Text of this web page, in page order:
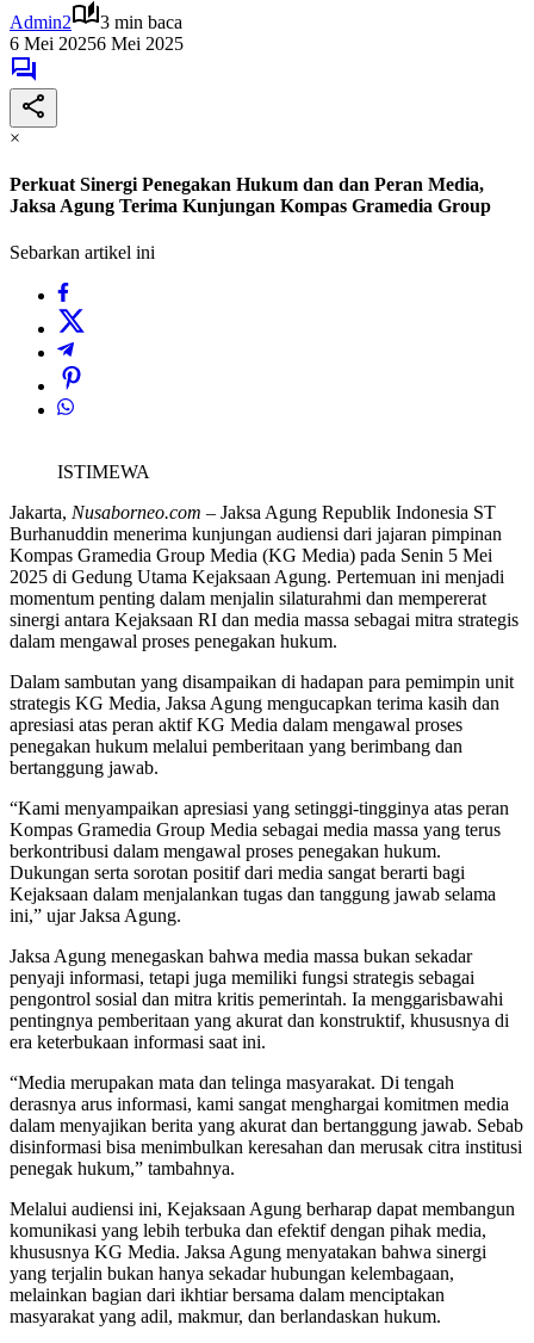
Admin2
3 min baca
6 Mei 20256 Mei 2025
×
Perkuat Sinergi Penegakan Hukum dan dan Peran Media,
Jaksa Agung Terima Kunjungan Kompas Gramedia Group
Sebarkan artikel ini
ISTIMEWA
Jakarta, Nusaborneo.com – Jaksa Agung Republik Indonesia ST
Burhanuddin menerima kunjungan audiensi dari jajaran pimpinan
Kompas Gramedia Group Media (KG Media) pada Senin 5 Mei
2025 di Gedung Utama Kejaksaan Agung. Pertemuan ini menjadi
momentum penting dalam menjalin silaturahmi dan mempererat
sinergi antara Kejaksaan RI dan media massa sebagai mitra strategis
dalam mengawal proses penegakan hukum.
Dalam sambutan yang disampaikan di hadapan para pemimpin unit
strategis KG Media, Jaksa Agung mengucapkan terima kasih dan
apresiasi atas peran aktif KG Media dalam mengawal proses
penegakan hukum melalui pemberitaan yang berimbang dan
bertanggung jawab.
“Kami menyampaikan apresiasi yang setinggi-tingginya atas peran
Kompas Gramedia Group Media sebagai media massa yang terus
berkontribusi dalam mengawal proses penegakan hukum.
Dukungan serta sorotan positif dari media sangat berarti bagi
Kejaksaan dalam menjalankan tugas dan tanggung jawab selama
ini,” ujar Jaksa Agung.
Jaksa Agung menegaskan bahwa media massa bukan sekadar
penyaji informasi, tetapi juga memiliki fungsi strategis sebagai
pengontrol sosial dan mitra kritis pemerintah. Ia menggarisbawahi
pentingnya pemberitaan yang akurat dan konstruktif, khususnya di
era keterbukaan informasi saat ini.
“Media merupakan mata dan telinga masyarakat. Di tengah
derasnya arus informasi, kami sangat menghargai komitmen media
dalam menyajikan berita yang akurat dan bertanggung jawab. Sebab
disinformasi bisa menimbulkan keresahan dan merusak citra institusi
penegak hukum,” tambahnya.
Melalui audiensi ini, Kejaksaan Agung berharap dapat membangun
komunikasi yang lebih terbuka dan efektif dengan pihak media,
khususnya KG Media. Jaksa Agung menyatakan bahwa sinergi
yang terjalin bukan hanya sekadar hubungan kelembagaan,
melainkan bagian dari ikhtiar bersama dalam menciptakan
masyarakat yang adil, makmur, dan berlandaskan hukum.